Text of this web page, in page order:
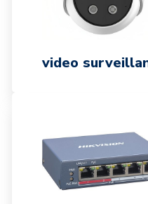
video